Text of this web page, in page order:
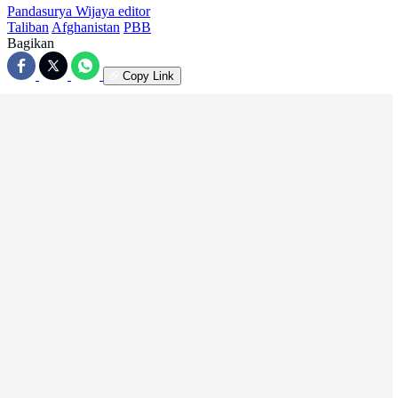
Pandasurya Wijaya editor
TalibanAfghanistan PBB
Bagikan
Copy Link